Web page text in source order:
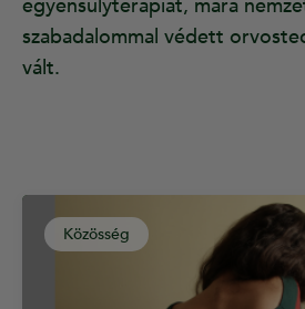
egyensúlyterápiát, mára
szabadalommal védett
vált.
Közösség